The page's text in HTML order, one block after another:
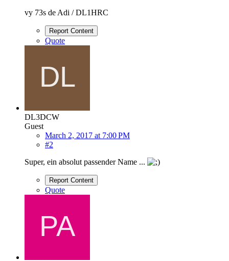
vy 73s de Adi / DL1HRC
Report Content
Quote
DL3DCW
Guest
March 2, 2017 at 7:00 PM
#2
Super, ein absolut passender Name ...
Report Content
Quote